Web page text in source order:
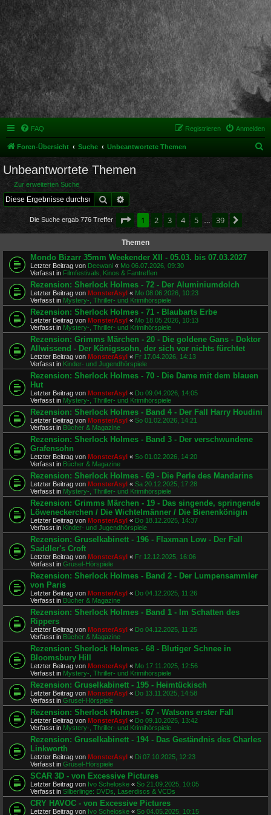
FAQ Anmelden
Registrieren
Foren-Übersicht Suche Unbeantwortete Themen
Unbeantwortete Themen
Zur erweiterten Suche
Suche
Die Suche ergab 776 Treffer Seite von
1 2 3 4 5 39
Themen
Mondo Bizarr 35mm Weekender XII - 05.03. bis 07.03.2027
Letzter Beitrag von Deewani « Mo 06.07.2026, 09:30
Verfasst in Filmfestivals, Kinos & Fantreffen
Rezension: Sherlock Holmes - 72 - Der Aluminiumdolch
Letzter Beitrag von MonsterAsyl « Mo 08.06.2026, 10:23
Verfasst in Mystery-, Thriller- und Krimihörspiele
Rezension: Sherlock Holmes - 71 - Blaubarts Erbe
Letzter Beitrag von MonsterAsyl « Mo 18.05.2026, 10:13
Verfasst in Mystery-, Thriller- und Krimihörspiele
Rezension: Grimms Märchen - 20 - Die goldene Gans - Doktor
Allwissend - Der Königssohn, der sich vor nichts fürchtet
Letzter Beitrag von MonsterAsyl « Fr 17.04.2026, 14:13
Verfasst in Kinder- und Jugendhörspiele
Rezension: Sherlock Holmes - 70 - Die Dame mit dem blauen
Hut
Letzter Beitrag von MonsterAsyl « Do 09.04.2026, 14:05
Verfasst in Mystery-, Thriller- und Krimihörspiele
Rezension: Sherlock Holmes - Band 4 - Der Fall Harry Houdini
Letzter Beitrag von MonsterAsyl « So 01.02.2026, 14:21
Verfasst in Bücher & Magazine
Rezension: Sherlock Holmes - Band 3 - Der verschwundene
Grafensohn
Letzter Beitrag von MonsterAsyl « So 01.02.2026, 14:20
Verfasst in Bücher & Magazine
Rezension: Sherlock Holmes - 69 - Die Perle des Mandarins
Letzter Beitrag von MonsterAsyl « Sa 20.12.2025, 17:28
Verfasst in Mystery-, Thriller- und Krimihörspiele
Rezension: Grimms Märchen - 19 - Das singende, springende
Löweneckerchen / Die Wichtelmänner / Die Bienenkönigin
Letzter Beitrag von MonsterAsyl « Do 18.12.2025, 14:37
Verfasst in Kinder- und Jugendhörspiele
Rezension: Gruselkabinett - 196 - Flaxman Low - Der Fall
Saddler's Croft
Letzter Beitrag von MonsterAsyl « Fr 12.12.2025, 16:06
Verfasst in Grusel-Hörspiele
Rezension: Sherlock Holmes - Band 2 - Der Lumpensammler
von Paris
Letzter Beitrag von MonsterAsyl « Do 04.12.2025, 11:26
Verfasst in Bücher & Magazine
Rezension: Sherlock Holmes - Band 1 - Im Schatten des
Rippers
Letzter Beitrag von MonsterAsyl « Do 04.12.2025, 11:25
Verfasst in Bücher & Magazine
Rezension: Sherlock Holmes - 68 - Blutiger Schnee in
Bloomsbury Hill
Letzter Beitrag von MonsterAsyl « Mo 17.11.2025, 12:56
Verfasst in Mystery-, Thriller- und Krimihörspiele
Rezension: Gruselkabinett - 195 - Heimtückisch
Letzter Beitrag von MonsterAsyl « Do 13.11.2025, 14:58
Verfasst in Grusel-Hörspiele
Rezension: Sherlock Holmes - 67 - Watsons erster Fall
Letzter Beitrag von MonsterAsyl « Do 09.10.2025, 13:42
Verfasst in Mystery-, Thriller- und Krimihörspiele
Rezension: Gruselkabinett - 194 - Das Geständnis des Charles
Linkworth
Letzter Beitrag von MonsterAsyl « Di 07.10.2025, 12:23
Verfasst in Grusel-Hörspiele
SCAR 3D - von Excessive Pictures
Letzter Beitrag von Ivo Scheloske « So 21.09.2025, 10:05
Verfasst in Silberlinge: DVDs, Laserdiscs & VCDs
CRY HAVOC - von Excessive Pictures
Letzter Beitrag von Ivo Scheloske « So 04.05.2025, 10:15